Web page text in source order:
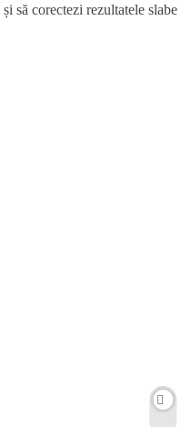
să corectezi rezultatele slabe